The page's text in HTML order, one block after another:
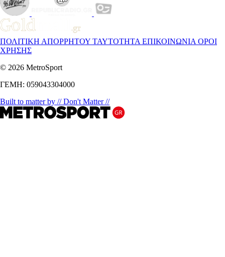
ΠΟΛΙΤΙΚΗ ΑΠΟΡΡΗΤΟΥ ΤΑΥΤΟΤΗΤΑ ΕΠΙΚΟΙΝΩΝΙΑ ΟΡΟΙ
ΧΡΗΣΗΣ
© 2026 MetroSport
ΓΕΜΗ: 059043304000
Built to matter by // Don't Matter //